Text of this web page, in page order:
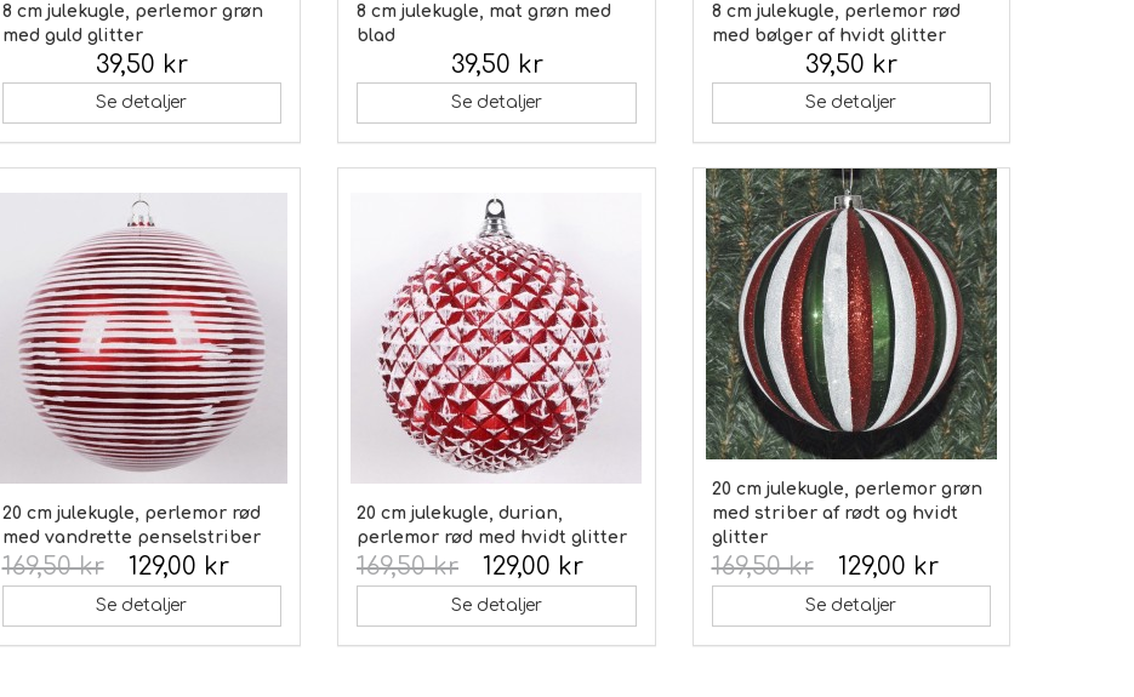
8 cm julekugle, perlemor grøn
med guld glitter
39,50 kr
Se detaljer
8 cm julekugle, mat grøn med
blad
39,50 kr
Se detaljer
8 cm julekugle, perlemor rød
med bølger af hvidt glitter
39,50 kr
Se detaljer
20 cm julekugle, perlemor rød
med vandrette penselstriber
129,00 kr
169,50 kr
Se detaljer
20 cm julekugle, durian,
perlemor rød med hvidt glitter
129,00 kr
169,50 kr
Se detaljer
20 cm julekugle, perlemor grøn
med striber af rødt og hvidt
glitter
129,00 kr
169,50 kr
Se detaljer